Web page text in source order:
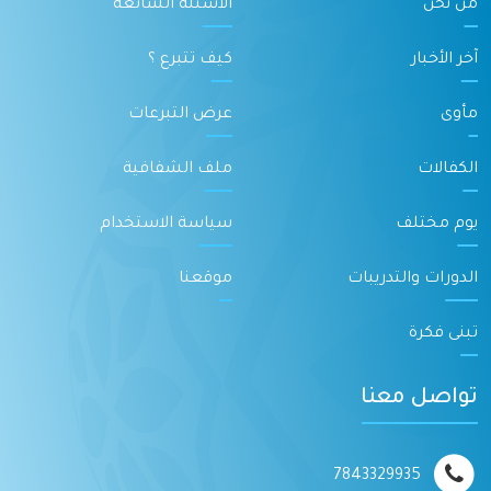
من نحن
آخر الأخبار
مأوى
الكفالات
يوم مختلف
الدورات والتدريبات
تبنى فكرة
الأسئلة الشائعة
كيف تتبرع ؟
عرض التبرعات
ملف الشفافية
سياسة الاستخدام
موقعنا
تواصل معنا
7843329935